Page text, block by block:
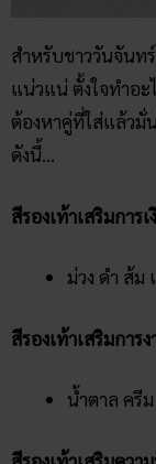
สำหรับชาววันจันท
แน่วแน่ ตั้งใจทำอะ
ต้องหาคู่ที่ใส่แล้วมั่
ดังนี้…
สีรองเท้าเสริมการ
ม่วง ดำ ส้ม
สีรองเท้าเสริมการ
น้ำตาล ครีม